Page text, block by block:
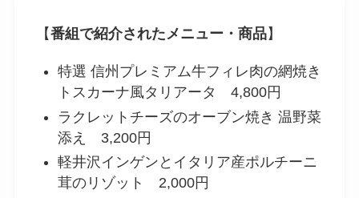
【番組で紹介されたメニュー・商品】
特選 信州プレミアム牛フィレ肉の網焼き
トスカーナ風タリアータ 4,800円
ラクレットチーズのオーブン焼き 温野菜
添え 3,200円
軽井沢インゲンとイタリア産ポルチーニ
茸のリゾット 2,000円